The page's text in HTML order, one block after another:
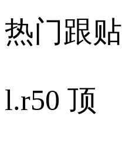
热门跟贴
l.r50 顶